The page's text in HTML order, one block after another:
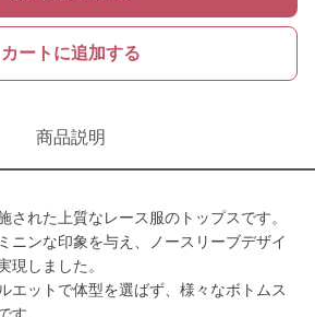
カートに追加する
商品説明
された上質なレース服のトップスです。
ニンな印象を与え、ノースリーブデザイ
現しました。
エットで体型を選ばず、様々なボトムス